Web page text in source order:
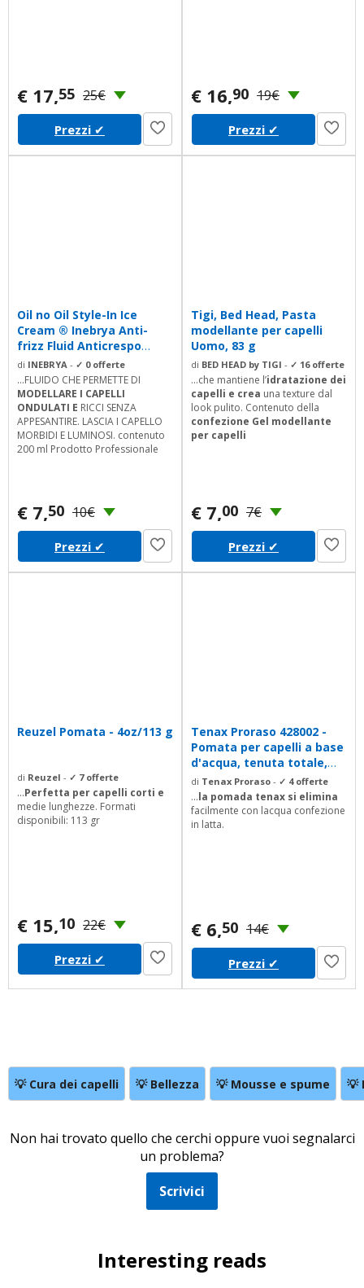
€ 17,55 25€
Prezzi ✔
€ 16,90 19€
Prezzi ✔
Oil no Oil Style-In Ice
Cream ® Inebrya Anti-
frizz Fluid Anticrespo
200ml
di INEBRYA - ✓ 0 offerte
...FLUIDO CHE PERMETTE DI
MODELLARE I CAPELLI
ONDULATI E RICCI SENZA
APPESANTIRE. LASCIA I CAPELLO
MORBIDI E LUMINOSI. contenuto
200 ml Prodotto Professionale
€ 7,50 10€
Prezzi ✔
Tigi, Bed Head, Pasta
modellante per capelli
Uomo, 83 g
di BED HEAD by TIGI - ✓ 16 offerte
...che mantiene l’idratazione dei
capelli e crea una texture dal
look pulito. Contenuto della
confezione Gel modellante
per capelli
€ 7,00 7€
Prezzi ✔
Reuzel Pomata - 4oz/113 g
di Reuzel - ✓ 7 offerte
...Perfetta per capelli corti e
medie lunghezze. Formati
disponibili: 113 gr
€ 15,10 22€
Prezzi ✔
Tenax Proraso 428002 -
Pomata per capelli a base
d'acqua, tenuta totale,
extra...
di Tenax Proraso - ✓ 4 offerte
...la pomada tenax si elimina
facilmente con lacqua confezione
in latta.
€ 6,50 14€
Prezzi ✔
💡 Cura dei capelli 💡 Bellezza 💡 Mousse e spume 💡
Non hai trovato quello che cerchi oppure vuoi segnalarci
un problema?
Scrivici
Interesting reads